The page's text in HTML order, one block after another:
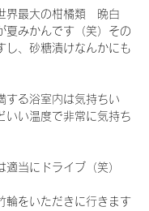
界最大の柑橘類　晩白
夏みかんです（笑）その
し、砂糖漬けなんかにも
する浴室内は気持ちい
いい温度で非常に気持ち
適当にドライブ（笑）
輪をいただきに行きます